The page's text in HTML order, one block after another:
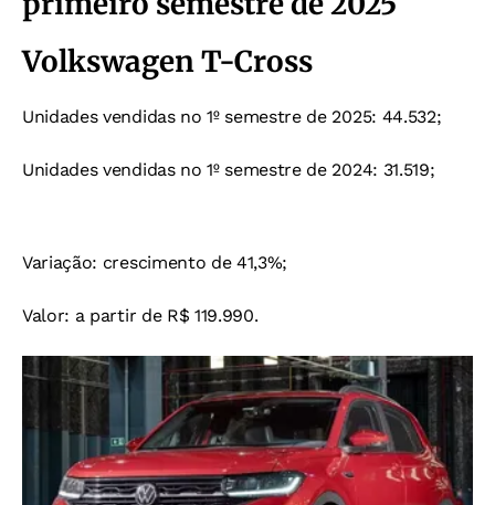
Volkswagen T-Cross
Unidades vendidas no 1º semestre de 2025: 44.532;
Unidades vendidas no 1º semestre de 2024: 31.519;
Variação: crescimento de 41,3%;
Valor: a partir de R$ 119.990.